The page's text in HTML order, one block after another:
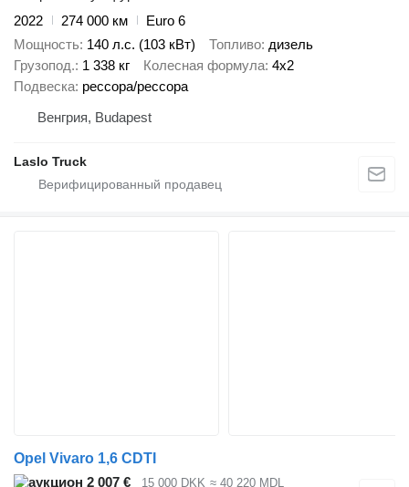
2022
274 000 км
Euro 6
Мощность 140 л.с. (103 кВт) Топливо дизель
Грузопод. 1 338 кг Колесная формула 4x2
Подвеска рессора/рессора
Венгрия, Budapest
Laslo Truck
Opel Vivaro 1,6 CDTI
2 007 €
15 000 DKK ≈ 40 220 MDL